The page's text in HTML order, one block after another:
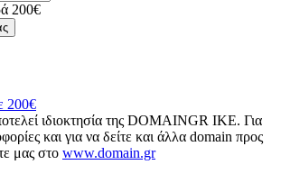
200€
200€
ιδιοκτησία της DOMAINGR ΙΚΕ. Για
και για να δείτε και άλλα domain προς
μας στο www.domain.gr